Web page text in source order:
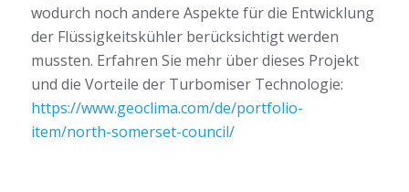
wodurch noch andere Aspekte für die Entwicklung
der Flüssigkeitskühler berücksichtigt werden
mussten. Erfahren Sie mehr über dieses Projekt
und die Vorteile der Turbomiser Technologie:
https://www.geoclima.com/de/portfolio-
item/north-somerset-council/